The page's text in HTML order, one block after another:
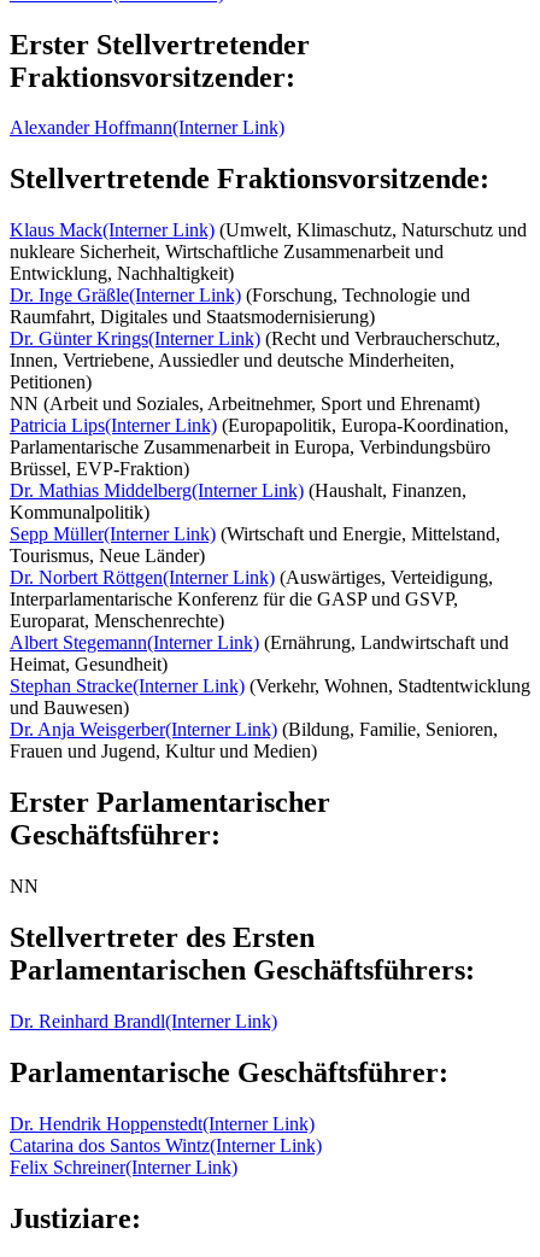
Erster Stellvertretender
Fraktionsvorsitzender:
Alexander Hoffmann(Interner Link)
Stellvertretende Fraktionsvorsitzende:
Klaus Mack(Interner Link) (Umwelt, Klimaschutz, Naturschutz und
nukleare Sicherheit, Wirtschaftliche Zusammenarbeit und
Entwicklung, Nachhaltigkeit)
Dr. Inge Gräßle(Interner Link) (Forschung, Technologie und
Raumfahrt, Digitales und Staatsmodernisierung)
Dr. Günter Krings(Interner Link) (Recht und Verbraucherschutz,
Innen, Vertriebene, Aussiedler und deutsche Minderheiten,
Petitionen)
NN (Arbeit und Soziales, Arbeitnehmer, Sport und Ehrenamt)
Patricia Lips(Interner Link) (Europapolitik, Europa-Koordination,
Parlamentarische Zusammenarbeit in Europa, Verbindungsbüro
Brüssel, EVP-Fraktion)
Dr. Mathias Middelberg(Interner Link) (Haushalt, Finanzen,
Kommunalpolitik)
Sepp Müller(Interner Link) (Wirtschaft und Energie, Mittelstand,
Tourismus, Neue Länder)
Dr. Norbert Röttgen(Interner Link) (Auswärtiges, Verteidigung,
Interparlamentarische Konferenz für die GASP und GSVP,
Europarat, Menschenrechte)
Albert Stegemann(Interner Link) (Ernährung, Landwirtschaft und
Heimat, Gesundheit)
Stephan Stracke(Interner Link) (Verkehr, Wohnen, Stadtentwicklung
und Bauwesen)
Dr. Anja Weisgerber(Interner Link) (Bildung, Familie, Senioren,
Frauen und Jugend, Kultur und Medien)
Erster Parlamentarischer
Geschäftsführer:
NN
Stellvertreter des Ersten
Parlamentarischen Geschäftsführers:
Dr. Reinhard Brandl(Interner Link)
Parlamentarische Geschäftsführer:
Dr. Hendrik Hoppenstedt(Interner Link)
Catarina dos Santos Wintz(Interner Link)
Felix Schreiner(Interner Link)
Justiziare: